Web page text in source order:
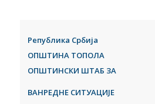
Република Србија
ОПШТИНА ТОПОЛА
ОПШТИНСКИ ШТАБ ЗА
ВАНРЕДНЕ СИТУАЦИЈЕ